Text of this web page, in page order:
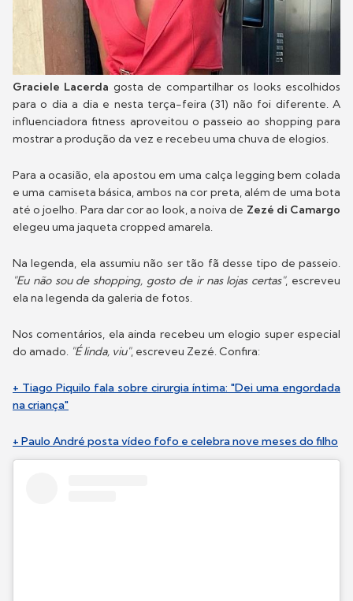
Graciele Lacerda gosta de compartilhar os looks escolhidos
para o dia a dia e nesta terça-feira (31) não foi diferente. A
influenciadora fitness aproveitou o passeio ao shopping para
mostrar a produção da vez e recebeu uma chuva de elogios.
Para a ocasião, ela apostou em uma calça legging bem colada
e uma camiseta básica, ambos na cor preta, além de uma bota
até o joelho. Para dar cor ao look, a noiva de Zezé di Camargo
elegeu uma jaqueta cropped amarela.
Na legenda, ela assumiu não ser tão fã desse tipo de passeio.
"Eu não sou de shopping, gosto de ir nas lojas certas", escreveu
ela na legenda da galeria de fotos.
Nos comentários, ela ainda recebeu um elogio super especial
do amado. "É linda, viu", escreveu Zezé. Confira:
+ Tiago Piquilo fala sobre cirurgia íntima: "Dei uma engordada
na criança"
+ Paulo André posta vídeo fofo e celebra nove meses do filho